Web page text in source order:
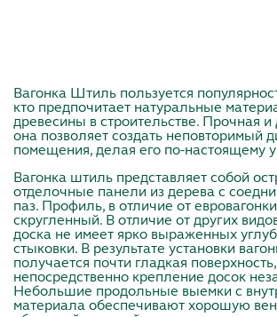
Вагонка Штиль пользуется
кто предпочитает натуральные
древесины в строительстве. Прочная и
она позволяет создать неповторимый
помещения, делая его по-настоящему
Вагонка штиль представляет собой
отделочные панели из дерева с
паз. Профиль, в отличие от
скругленный. В отличие от других
доска не имеет ярко выраженных
стыковки. В результате установки
получается почти гладкая
непосредственно крепление досок
Небольшие продольные выемки с
материала обеспечивают хорошую